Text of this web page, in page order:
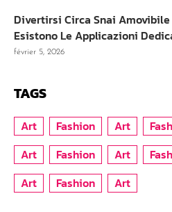
Divertirsi Circa Snai
Esistono Le Applicazioni
février 5, 2026
TAGS
Art Fashion Art
Art
Fashion Art
Art
Fashion Art